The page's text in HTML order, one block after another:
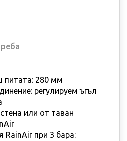
питата: 280 мм
регулируем ъгъл
или от таван
RainAir при 3 бара: